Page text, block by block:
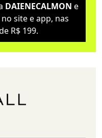
DAIENECALMON e
site e app, nas
R$ 199.